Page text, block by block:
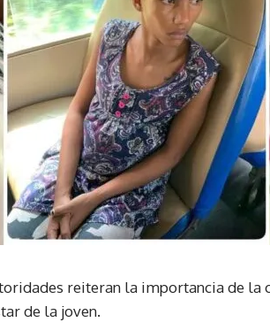
reiteran la importancia de la
de la joven.